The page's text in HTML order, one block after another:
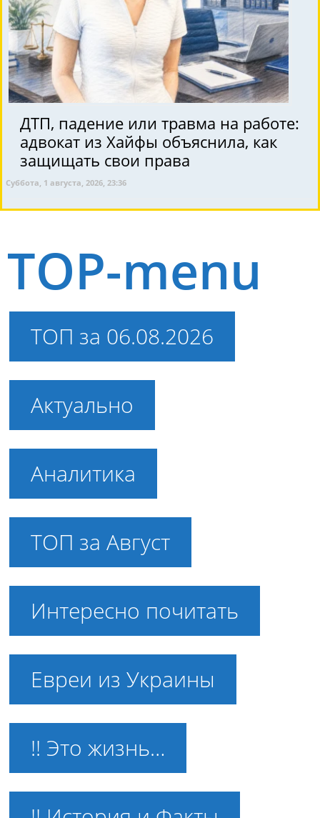
ДТП, падение или травма на работе:
адвокат из Хайфы объяснила, как
защищать свои права
Суббота, 1 августа, 2026, 23:36
TOP-menu
ТОП за 06.08.2026
Актуально
Аналитика
ТОП за Август
Интересно почитать
Евреи из Украины
!! Это жизнь…